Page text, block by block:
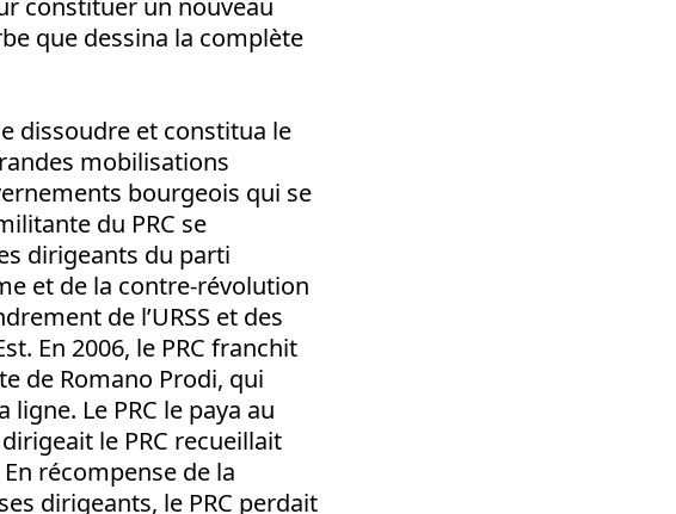
constituer un nouveau
que dessina la complète
dissoudre et constitua le
mobilisations
bourgeois qui se
du PRC se
dirigeants du parti
et de la contre-révolution
de l’URSS et des
En 2006, le PRC franchit
de Romano Prodi, qui
Le PRC le paya au
le PRC recueillait
récompense de la
dirigeants, le PRC perdait